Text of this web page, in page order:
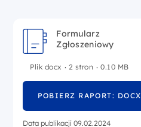
Formularz
Zgłoszeniowy
Plik docx . 2 stron . 0.10 MB
POBIERZ RAPORT: DOCX
Data publikacji 09.02.2024